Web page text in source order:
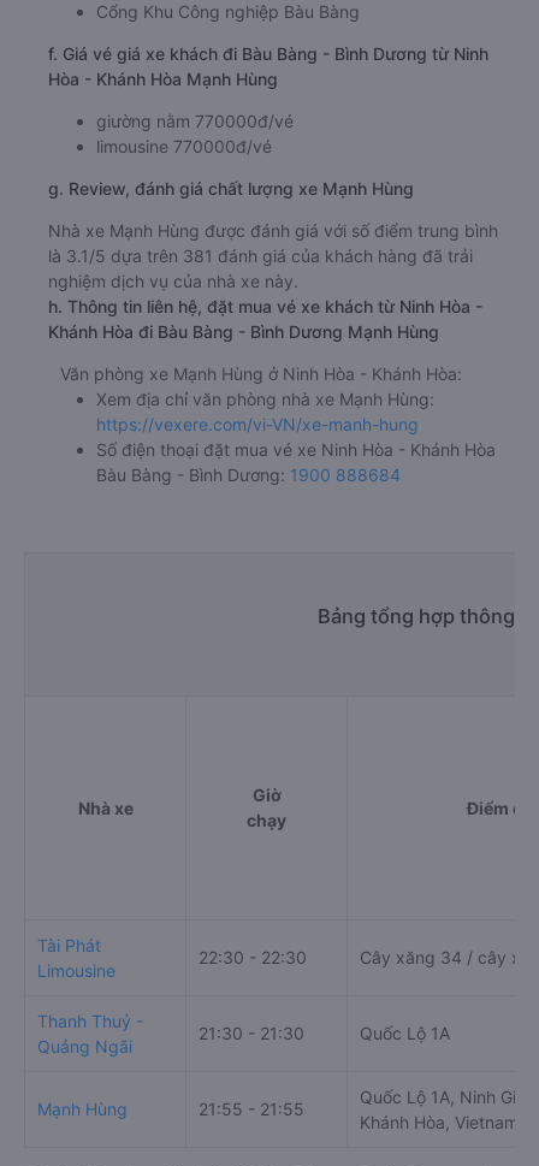
Cổng Khu Công nghiệp Bàu Bàng
f. Giá vé giá xe khách đi Bàu Bàng - Bình Dương từ Ninh
Hòa - Khánh Hòa Mạnh Hùng
giường nằm 770000đ/vé
limousine 770000đ/vé
g. Review, đánh giá chất lượng xe Mạnh Hùng
Nhà xe Mạnh Hùng được đánh giá với số điểm trung bình
là 3.1/5 dựa trên 381 đánh giá của khách hàng đã trải
nghiệm dịch vụ của nhà xe này.
h. Thông tin liên hệ, đặt mua vé xe khách từ Ninh Hòa -
Khánh Hòa đi Bàu Bàng - Bình Dương Mạnh Hùng
Văn phòng xe Mạnh Hùng ở Ninh Hòa - Khánh Hòa:
Xem địa chỉ văn phòng nhà xe Mạnh Hùng:
https://vexere.com/vi-VN/xe-manh-hung
Số điện thoại đặt mua vé xe Ninh Hòa - Khánh Hòa
Bàu Bàng - Bình Dương: 1900 888684
Bảng tổng hợp thông
Nhà xe
Giờ
chạy
Điểm đi
Tài Phát
Limousine
22:30 - 22:30 Cây xăng 34 / cây
Thanh Thuỷ -
Quảng Ngãi
21:30 - 21:30 Quốc Lộ 1A
Mạnh Hùng 21:55 - 21:55
Quốc Lộ 1A, Ninh
Khánh Hòa, Vietnam